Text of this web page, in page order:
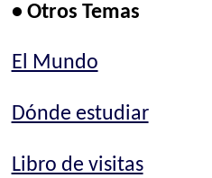
• Otros Temas
El Mundo
Dónde estudiar
Libro de visitas